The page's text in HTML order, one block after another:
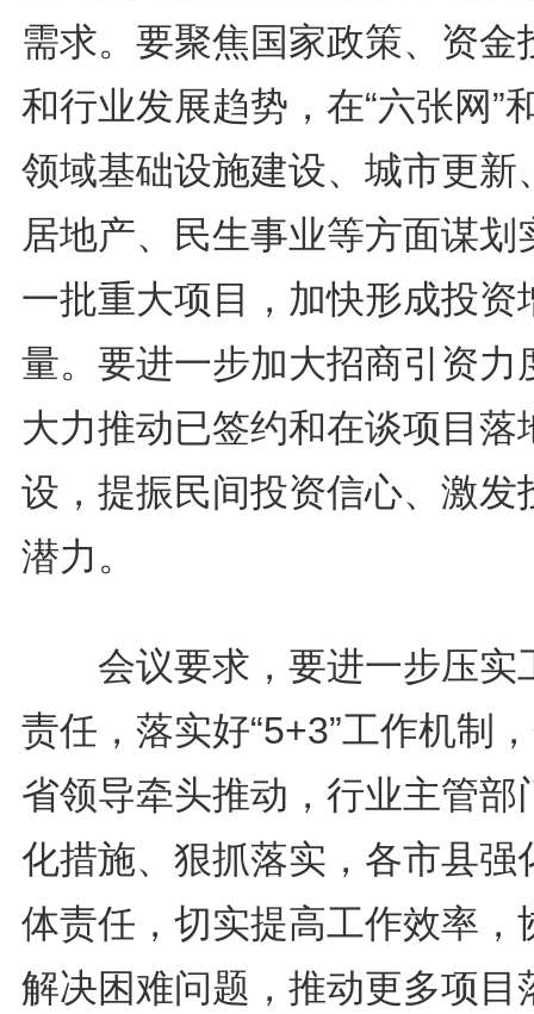
需求。要聚焦国家政策、资金
和行业发展趋势，在“六张网”
领域基础设施建设、城市更新
居地产、民生事业等方面谋划
一批重大项目，加快形成投资
量。要进一步加大招商引资力
大力推动已签约和在谈项目落
设，提振民间投资信心、激发
潜力。
会议要求，要进一步压实
责任，落实好“5+3”工作机制
省领导牵头推动，行业主管部
化措施、狠抓落实，各市县强
体责任，切实提高工作效率，
解决困难问题，推动更多项目